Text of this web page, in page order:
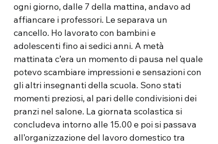
ogni giorno, dalle 7 della mattina, andavo ad
affiancare i professori. Le separava un
cancello. Ho lavorato con bambini e
adolescenti fino ai sedici anni. A metà
mattinata c’era un momento di pausa nel quale
potevo scambiare impressioni e sensazioni con
gli altri insegnanti della scuola. Sono stati
momenti preziosi, al pari delle condivisioni dei
pranzi nel salone. La giornata scolastica si
concludeva intorno alle 15.00 e poi si passava
all’organizzazione del lavoro domestico tra